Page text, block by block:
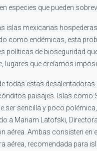
especies que pueden
islas mexicanas
como endémicas, esta
políticas de bioseguridad
lugares que creíamos
todas estas
paisajes. Islas como
ser sencilla y poco
a Mariam Latofski,
aérea. Ambas consisten en
aérea, recomendada para